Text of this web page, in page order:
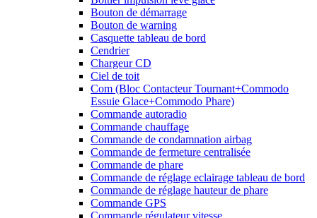
Bouton de démarrage
Bouton de warning
Casquette tableau de bord
Cendrier
Chargeur CD
Ciel de toit
Com (Bloc Contacteur Tournant+Commodo
Essuie Glace+Commodo Phare)
Commande autoradio
Commande chauffage
Commande de condamnation airbag
Commande de fermeture centralisée
Commande de phare
Commande de réglage eclairage tableau de bord
Commande de réglage hauteur de phare
Commande GPS
Commande régulateur vitesse